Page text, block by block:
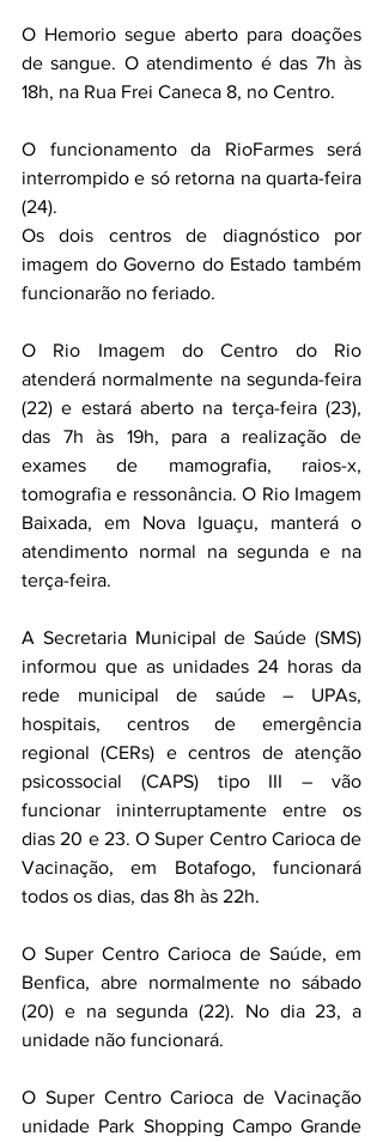
O Hemorio segue aberto para doações
de sangue. O atendimento é das 7h às
18h, na Rua Frei Caneca 8, no Centro.
O funcionamento da RioFarmes será
interrompido e só retorna na quarta-feira
(24).
Os dois centros de diagnóstico por
imagem do Governo do Estado também
funcionarão no feriado.
O Rio Imagem do Centro do Rio
atenderá normalmente na segunda-feira
(22) e estará aberto na terça-feira (23),
das 7h às 19h, para a realização de
exames de mamografia, raios-x,
tomografia e ressonância. O Rio Imagem
Baixada, em Nova Iguaçu, manterá o
atendimento normal na segunda e na
terça-feira.
A Secretaria Municipal de Saúde (SMS)
informou que as unidades 24 horas da
rede municipal de saúde – UPAs,
hospitais, centros de emergência
regional (CERs) e centros de atenção
psicossocial (CAPS) tipo III – vão
funcionar ininterruptamente entre os
dias 20 e 23. O Super Centro Carioca de
Vacinação, em Botafogo, funcionará
todos os dias, das 8h às 22h.
O Super Centro Carioca de Saúde, em
Benfica, abre normalmente no sábado
(20) e na segunda (22). No dia 23, a
unidade não funcionará.
O Super Centro Carioca de Vacinação
unidade Park Shopping Campo Grande